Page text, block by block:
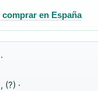
en España
·